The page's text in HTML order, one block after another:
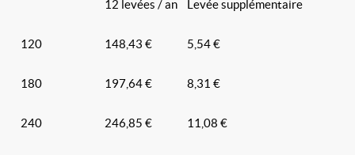
12 levées / an Levée supplémentaire
120 148,43 € 5,54 €
180 197,64 € 8,31 €
240 246,85 € 11,08 €